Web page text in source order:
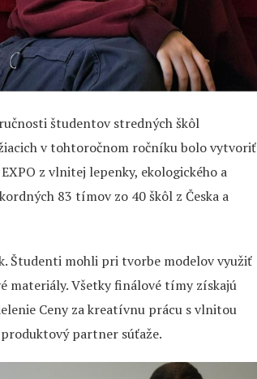
študentov stredných škôl
v tohtoročnom ročníku bolo vytvoriť
z vlnitej lepenky, ekologického a
83 tímov zo 40 škôl z Česka a
Študenti mohli pri tvorbe modelov využiť
materiály. Všetky finálové tímy získajú
Ceny za kreatívnu prácu s vlnitou
partner súťaže.